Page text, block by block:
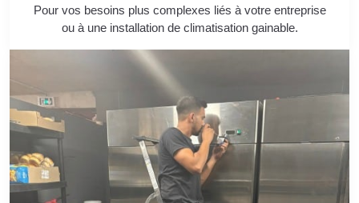
Pour vos besoins plus complexes liés à votre entreprise
ou à une installation de climatisation gainable.